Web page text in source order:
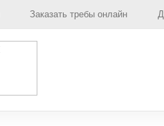
Заказать требы онлайн